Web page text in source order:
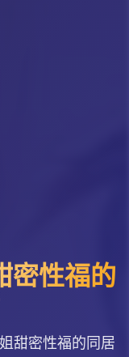
密性福的
甜密性福的同居